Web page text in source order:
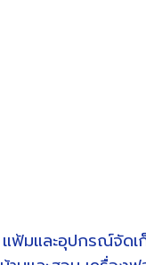
แฟ้มและอุปกรณ์จัดเ